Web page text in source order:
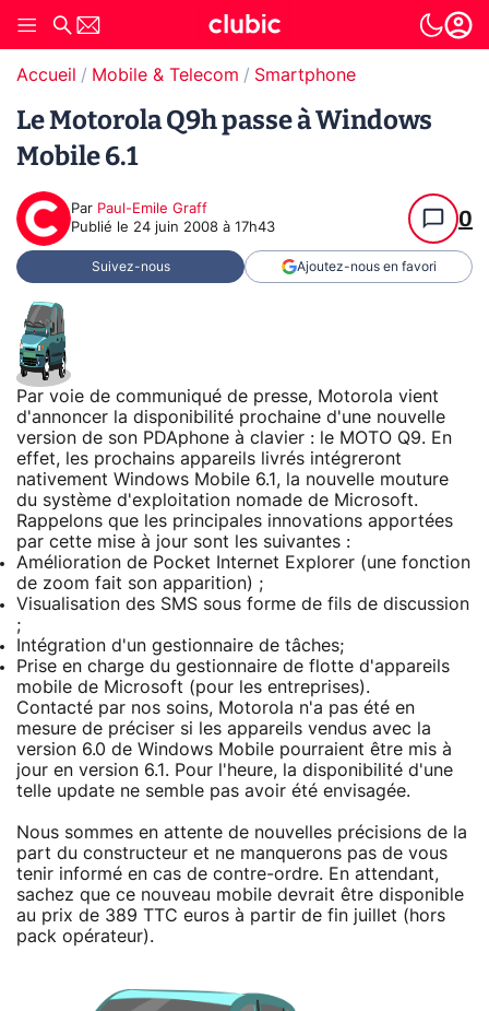
Accueil Mobile & Telecom Smartphone
Le Motorola Q9h passe à Windows
Mobile 6.1
Par Paul-Emile Graff
Publié le 24 juin 2008 à 17h43 0
Suivez-nous Ajoutez-nous en favori
Par voie de communiqué de presse, Motorola vient
d'annoncer la disponibilité prochaine d'une nouvelle
version de son PDAphone à clavier : le MOTO Q9. En
effet, les prochains appareils livrés intégreront
nativement Windows Mobile 6.1, la nouvelle mouture
du système d'exploitation nomade de Microsoft.
Rappelons que les principales innovations apportées
par cette mise à jour sont les suivantes :
Amélioration de Pocket Internet Explorer (une fonction
de zoom fait son apparition) ;
Visualisation des SMS sous forme de fils de discussion
;
Intégration d'un gestionnaire de tâches;
Prise en charge du gestionnaire de flotte d'appareils
mobile de Microsoft (pour les entreprises).
Contacté par nos soins, Motorola n'a pas été en
mesure de préciser si les appareils vendus avec la
version 6.0 de Windows Mobile pourraient être mis à
jour en version 6.1. Pour l'heure, la disponibilité d'une
telle update ne semble pas avoir été envisagée.
Nous sommes en attente de nouvelles précisions de la
part du constructeur et ne manquerons pas de vous
tenir informé en cas de contre-ordre. En attendant,
sachez que ce nouveau mobile devrait être disponible
au prix de 389 TTC euros à partir de fin juillet (hors
pack opérateur).